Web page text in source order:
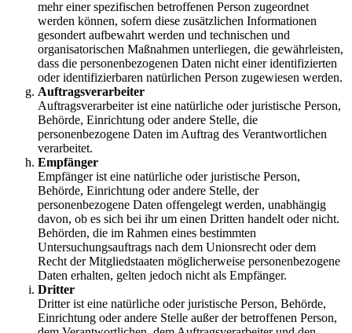
mehr einer spezifischen betroffenen Person zugeordnet
werden können, sofern diese zusätzlichen Informationen
gesondert aufbewahrt werden und technischen und
organisatorischen Maßnahmen unterliegen, die gewährleisten,
dass die personenbezogenen Daten nicht einer identifizierten
oder identifizierbaren natürlichen Person zugewiesen werden.
Auftragsverarbeiter
Auftragsverarbeiter ist eine natürliche oder juristische Person,
Behörde, Einrichtung oder andere Stelle, die
personenbezogene Daten im Auftrag des Verantwortlichen
verarbeitet.
Empfänger
Empfänger ist eine natürliche oder juristische Person,
Behörde, Einrichtung oder andere Stelle, der
personenbezogene Daten offengelegt werden, unabhängig
davon, ob es sich bei ihr um einen Dritten handelt oder nicht.
Behörden, die im Rahmen eines bestimmten
Untersuchungsauftrags nach dem Unionsrecht oder dem
Recht der Mitgliedstaaten möglicherweise personenbezogene
Daten erhalten, gelten jedoch nicht als Empfänger.
Dritter
Dritter ist eine natürliche oder juristische Person, Behörde,
Einrichtung oder andere Stelle außer der betroffenen Person,